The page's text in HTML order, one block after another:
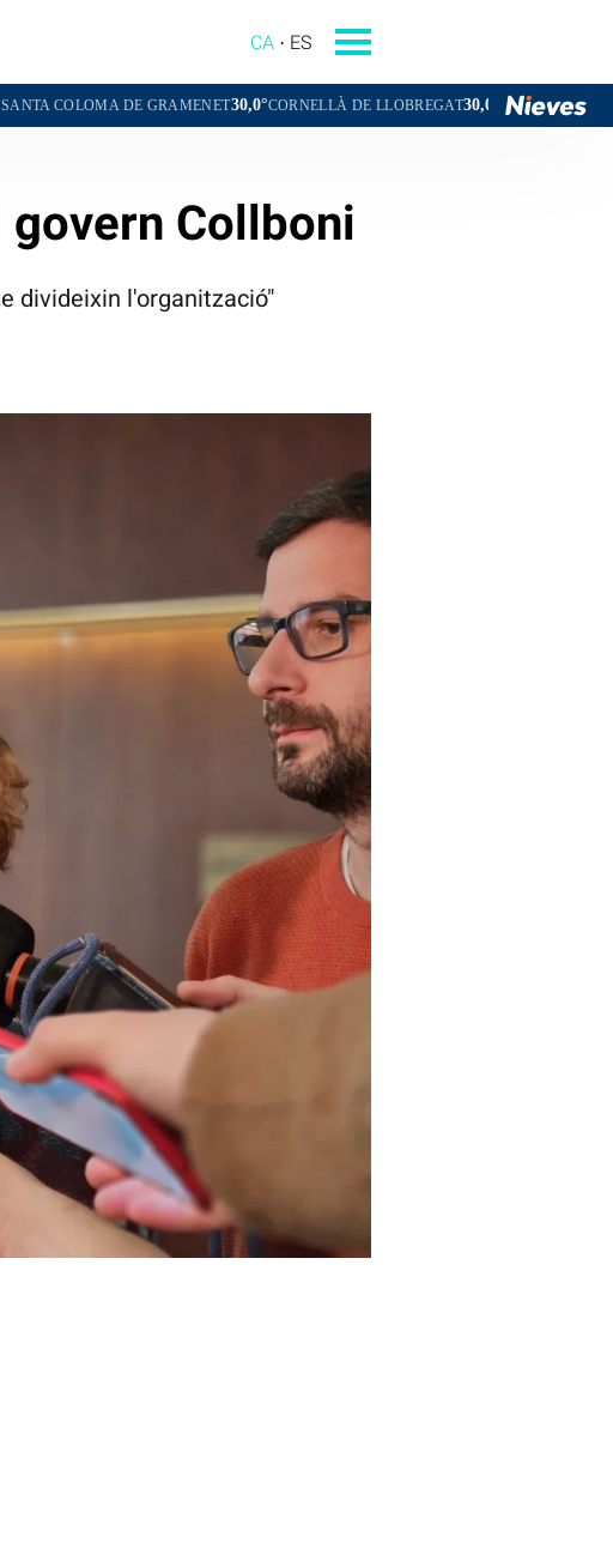
CA ES
DE GRAMENET30,0°CORNELLÀ DE LLOBREGAT 30,0°SANT BOI DE LLOBREGAT29,3°
govern Collboni
divideixin l'organització"